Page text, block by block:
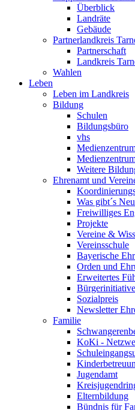
Überblick
Landräte
Gebäude
Partnerlandkreis
Partnerschaft
Landkreis
Wahlen
Leben
Leben im Landkreis
Bildung
Schulen
Bildungsbüro
vhs
Weitere
Ehrenamt und
Was gibt´s
Freiwilliges
Projekte
Vereine &
Vereinsschule
Bayerische
Orden und
Erweitertes
Sozialpreis
Newsletter
Familie
KoKi -
Jugendamt
Elternbildung
Bündnis für